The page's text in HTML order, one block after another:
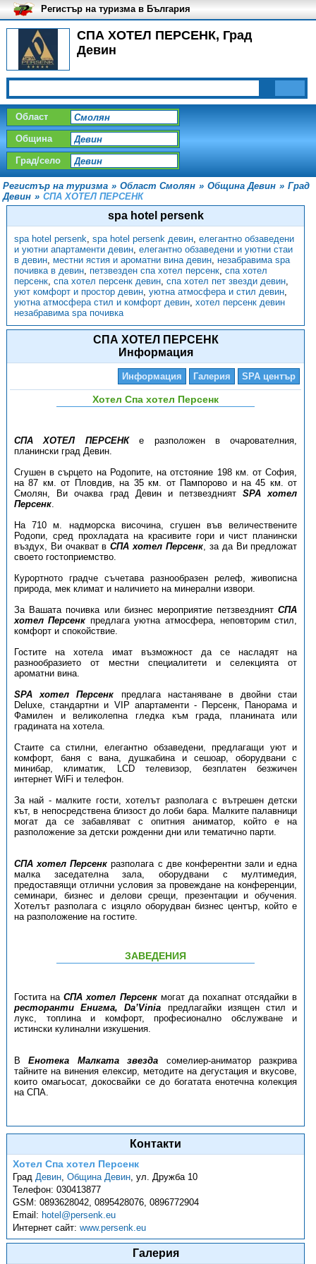
СПА ХОТЕЛ ПЕРСЕНК, Град
Девин
Регистър на туризма в България
Област
Община
Град/село
Регистър на туризма » Област Смолян » Община Девин » Град
Девин » СПА ХОТЕЛ ПЕРСЕНК
spa hotel persenk
spa hotel persenk, spa hotel persenk девин, елегантно обзаведени
и уютни апартаменти девин, елегантно обзаведени и уютни стаи
в девин, местни ястия и ароматни вина девин, незабравима spa
почивка в девин, петзвезден спа хотел персенк, спа хотел
персенк, спа хотел персенк девин, спа хотел пет звезди девин,
уют комфорт и простор девин, уютна атмосфера и стил девин,
уютна атмосфера стил и комфорт девин, хотел персенк девин
незабравима spa почивка
СПА ХОТЕЛ ПЕРСЕНК
Информация
Информация Галерия SPA център
Хотел Спа хотел Персенк
СПА ХОТЕЛ ПЕРСЕНКе разположен в очарователния,
планински град Девин.
Сгушен в сърцето на Родопите, на отстояние 198 км. от София,
на 87 км. от Пловдив, на 35 км. от Пампорово и на 45 км. от
Смолян, Ви очаква град Девин и петзвездниятSPA хотел
Персенк.
На 710 м. надморска височина, сгушен във величествените
Родопи, сред прохладата на красивите гори и чист планински
въздух, Ви очакват вСПА хотел Персенк, за да Ви предложат
своето гостоприемство.
Курортното градче съчетава разнообразен релеф, живописна
природа, мек климат и наличието на минерални извори.
За Вашата почивка или бизнес мероприятие петзвездниятСПА
хотел Персенк предлага уютна атмосфера, неповторим стил,
комфорт и спокойствие.
Гостите на хотела имат възможност да се насладят на
разнообразието от местни специалитети и селекцията от
ароматни вина.
SPA хотел Персенк предлага настаняване в двойни стаи
Deluxe, стандартни и VIP апартаменти - Персенк, Панорама и
Фамилен и великолепна гледка към града, планината или
градината на хотела.
Стаите са стилни, елегантно обзаведени, предлагащи уют и
комфорт, баня с вана, душкабина и сешоар, оборудвани с
минибар, климатик, LCD телевизор, безплатен безжичен
интернет WiFi и телефон.
За най - малките гости, хотелът разполага с вътрешен детски
кът, в непосредствена близост до лоби бара. Малките палавници
могат да се забавляват с опитния аниматор, който е на
разположение за детски рожденни дни или тематично парти.
СПА хотел Персенк разполага с две конферентни зали и една
малка заседателна зала, оборудвани с мултимедия,
предоставящи отлични условия за провеждане на конференции,
семинари, бизнес и делови срещи, презентации и обучения.
Хотелът разполага с изцяло оборудван бизнес център, който е
на разположение на гостите.
ЗАВЕДЕНИЯ
Гостита наСПА хотел Персенкмогат да похапнат отсядайки в
ресторанти Енигма, Da’Vinia предлагайки изящен стил и
лукс, топлина и комфорт, професионално обслужване и
истински кулинални изкушения.
ВЕнотека Малката звезда
сомелиер-аниматор разкрива
тайните на винения елексир, методите на дегустация и вкусове,
които омагьосат, докосвайки се до богатата енотечна колекция
на СПА.
Контакти
Хотел Спа хотел Персенк
ГрадДевин,Община Девин,ул. Дружба 10
Телефон:030413877
GSM:0893628042, 0895428076, 0896772904
Email: hotel@persenk.eu
Интернет сайт:www.persenk.eu
Галерия